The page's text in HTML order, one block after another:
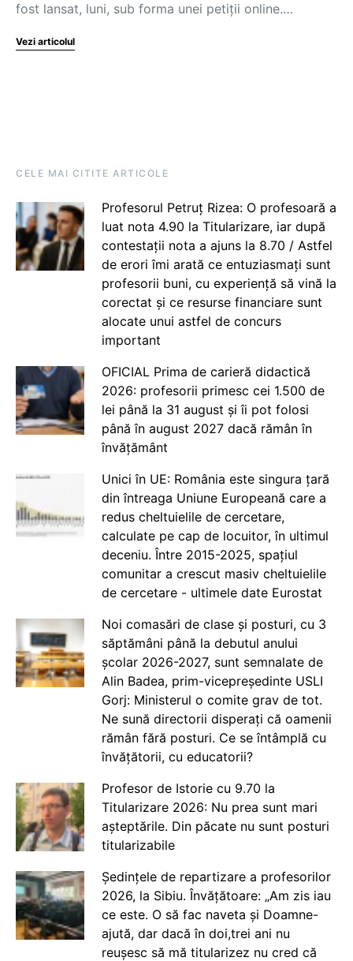
fost lansat, luni, sub forma unei petiții online.…
Vezi articolul
CELE MAI CITITE ARTICOLE
Profesorul Petruț Rizea: O profesoară a
luat nota 4.90 la Titularizare, iar după
contestații nota a ajuns la 8.70 / Astfel
de erori îmi arată ce entuziasmați sunt
profesorii buni, cu experiență să vină la
corectat și ce resurse financiare sunt
alocate unui astfel de concurs
important
OFICIAL Prima de carieră didactică
2026: profesorii primesc cei 1.500 de
lei până la 31 august și îi pot folosi
până în august 2027 dacă rămân în
învățământ
Unici în UE: România este singura țară
din întreaga Uniune Europeană care a
redus cheltuielile de cercetare,
calculate pe cap de locuitor, în ultimul
deceniu. Între 2015-2025, spațiul
comunitar a crescut masiv cheltuielile
de cercetare - ultimele date Eurostat
Noi comasări de clase și posturi, cu 3
săptămâni până la debutul anului
școlar 2026-2027, sunt semnalate de
Alin Badea, prim-vicepreședinte USLI
Gorj: Ministerul o comite grav de tot.
Ne sună directorii disperați că oamenii
rămân fără posturi. Ce se întâmplă cu
învățătorii, cu educatorii?
Profesor de Istorie cu 9.70 la
Titularizare 2026: Nu prea sunt mari
așteptările. Din păcate nu sunt posturi
titularizabile
Ședințele de repartizare a profesorilor
2026, la Sibiu. Învățătoare: „Am zis iau
ce este. O să fac naveta și Doamne-
ajută, dar dacă în doi,trei ani nu
reușesc să mă titularizez nu cred că